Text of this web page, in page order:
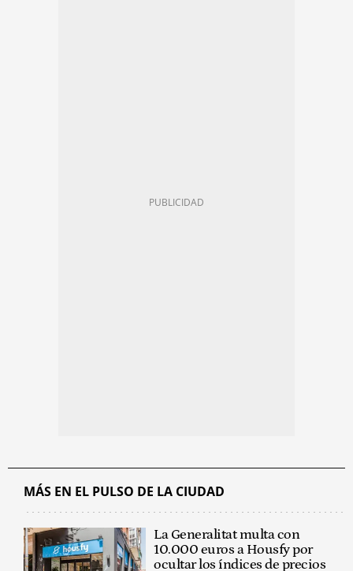
MÁS EN EL PULSO DE LA CIUDAD
La Generalitat multa con
10.000 euros a Housfy por
ocultar los índices de precios